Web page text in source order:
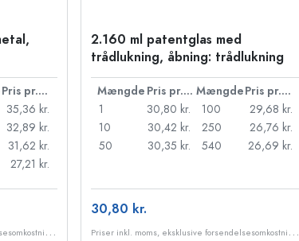
Pris pr. stk.
35,36 kr.
32,89 kr.
31,62 kr.
27,21 kr.
P
riser inkl. moms, eksklusive forsendelsesomkostninger
2.160 ml patentglas med
trådlukning, åbning: trådlukning
Mængde Pris pr. stk. Mængde
Pris pr. stk.
1
30,80 kr.
10
30,42 kr.
50
30,35 kr.
100
29,68 kr.
250
26,76 kr.
540
26,69 kr.
30,80 kr.
P
riser inkl. moms, eksklusive forsendelsesomkostninger